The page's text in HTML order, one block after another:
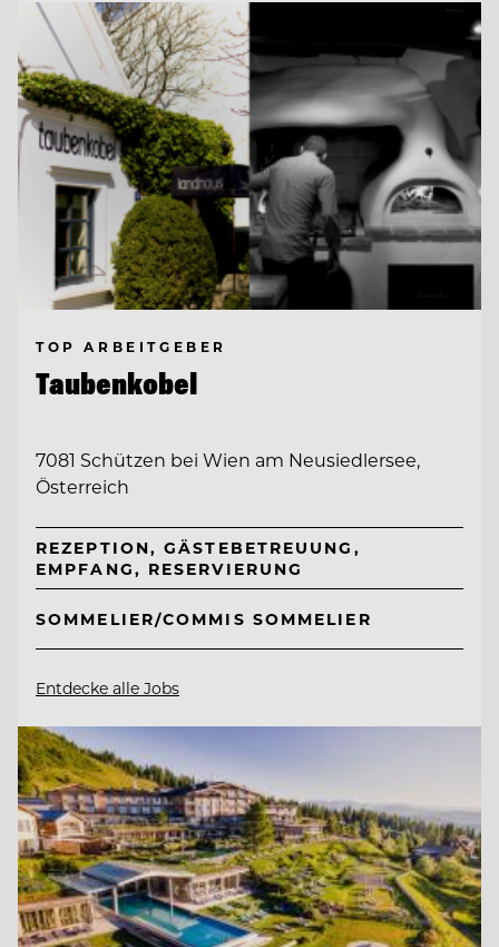
TOP ARBEITGEBER
Taubenkobel
7081 Schützen bei Wien am Neusiedlersee,
Österreich
REZEPTION, GÄSTEBETREUUNG,
EMPFANG, RESERVIERUNG
SOMMELIER/COMMIS SOMMELIER
Entdecke alle Jobs